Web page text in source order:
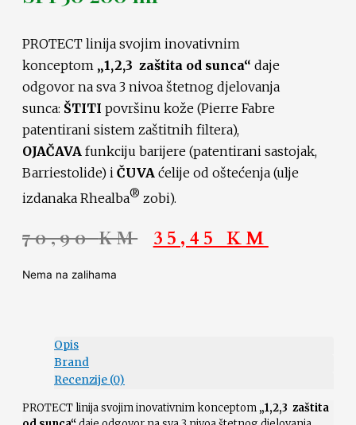
PROTECT linija svojim inovativnim
konceptom „1,2,3 zaštita od sunca“ daje
odgovor na sva 3 nivoa štetnog djelovanja
sunca: ŠTITI površinu kože (Pierre Fabre
patentirani sistem zaštitnih filtera),
OJAČAVA funkciju barijere (patentirani sastojak,
Barriestolide) i ČUVA ćelije od oštećenja (ulje
izdanaka Rhealba® zobi).
70,90KM 35,45KM
Nema na zalihama
Opis
Brand
Recenzije (0)
PROTECT linija svojim inovativnim konceptom „1,2,3 zaštita